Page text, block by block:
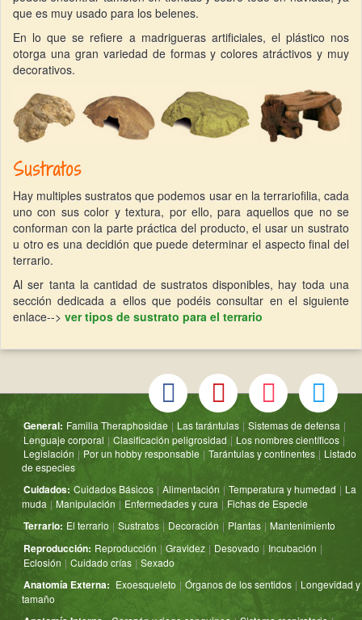
que es muy usado para los belenes.
En lo que se refiere a madrigueras artificiales, el plástico nos
otorga una gran variedad de formas y colores atráctivos y muy
decorativos.
Sustratos
Hay multiples sustratos que podemos usar en la terrariofilia, cada
uno con sus color y textura, por ello, para aquellos que no se
conforman con la parte práctica del producto, el usar un sustrato
u otro es una decidión que puede determinar el aspecto final del
terrario.
Al ser tanta la cantidad de sustratos disponibles, hay toda una
sección dedicada a ellos que podéis consultar en el siguiente
enlace--> ver tipos de sustrato para el terrario
General: Familia Theraphosidae | Las tarántulas | Sistemas de defensa |
Lenguaje corporal | Clasificación peligrosidad | Los nombres científicos |
Legislación | Por un hobby responsable | Tarántulas y continentes | Listado
de especies
Cuidados: Cuidados Básicos | Alimentación | Temperatura y humedad | La
muda | Manipulación | Enfermedades y cura | Fichas de Especie
Terrario: El terrario | Sustratos | Decoración | Plantas | Mantenimiento
Reproducción: Reproducción | Gravidez | Desovado | Incubación |
Eclosión | Cuidado crías | Sexado
Anatomía Externa: Exoesqueleto | Órganos de los sentidos | Longevidad y
tamaño